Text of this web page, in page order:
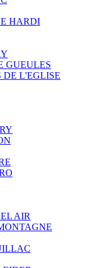
HARDI
GUEULES
DE L'EGLISE
AIR